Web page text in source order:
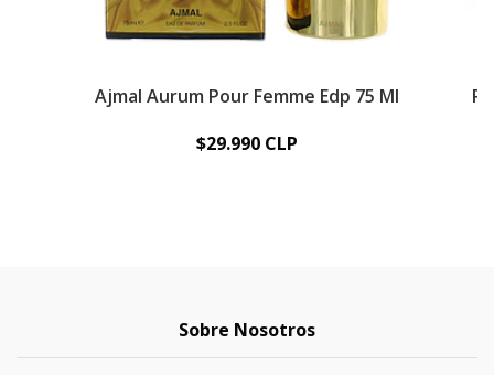
Ajmal Aurum Pour Femme Edp 75 Ml
$29.990 CLP
Sobre Nosotros